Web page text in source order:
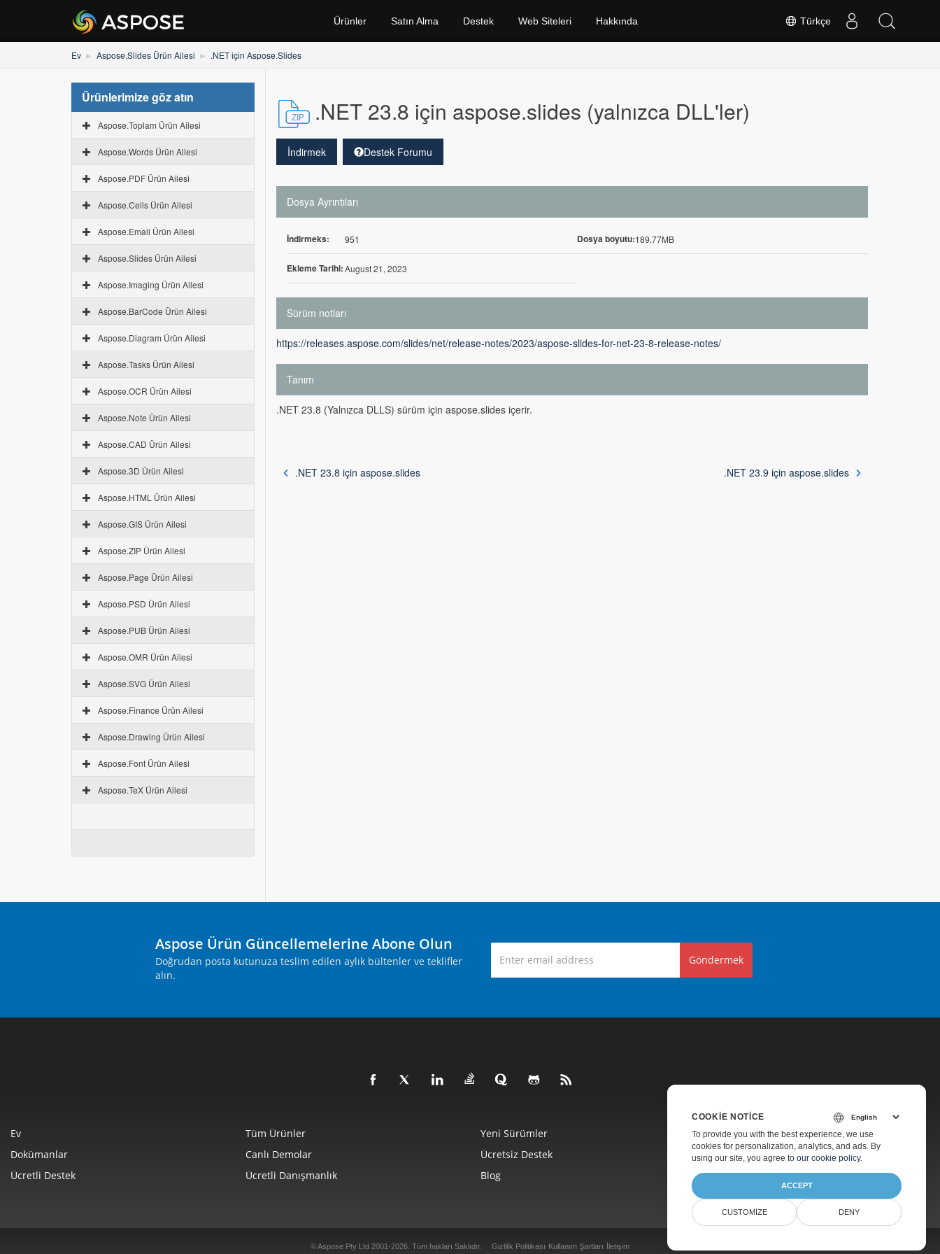
Türkçe
Ürünler Satın Alma Destek Web Siteleri Hakkında
Ev Aspose.Slides Ürün Ailesi .NET için Aspose.Slides
Ürünlerimize göz atın
Aspose.Toplam Ürün Ailesi
Aspose.Words Ürün Ailesi
Aspose.PDF Ürün Ailesi
Aspose.Cells Ürün Ailesi
Aspose.Email Ürün Ailesi
Aspose.Slides Ürün Ailesi
Aspose.Imaging Ürün Ailesi
Aspose.BarCode Ürün Ailesi
Aspose.Diagram Ürün Ailesi
Aspose.Tasks Ürün Ailesi
Aspose.OCR Ürün Ailesi
Aspose.Note Ürün Ailesi
Aspose.CAD Ürün Ailesi
Aspose.3D Ürün Ailesi
Aspose.HTML Ürün Ailesi
Aspose.GIS Ürün Ailesi
Aspose.ZIP Ürün Ailesi
Aspose.Page Ürün Ailesi
Aspose.PSD Ürün Ailesi
Aspose.PUB Ürün Ailesi
Aspose.OMR Ürün Ailesi
Aspose.SVG Ürün Ailesi
Aspose.Finance Ürün Ailesi
Aspose.Drawing Ürün Ailesi
Aspose.Font Ürün Ailesi
Aspose.TeX Ürün Ailesi
.NET 23.8 için aspose.slides (yalnızca DLL'ler)
İndirmek Destek Forumu
Dosya Ayrıntıları
İndirmeks: 951 Dosya boyutu:189.77MB
Ekleme Tarihi:August 21, 2023
Sürüm notları
https://releases.aspose.com/slides/net/release-notes/2023/aspose-slides-for-net-23-8-release-notes/
Tanım
.NET 23.8 (Yalnızca DLLS) sürüm için aspose.slides içerir.
.NET 23.8 için aspose.slides .NET 23.9 için aspose.slides
Aspose Ürün Güncellemelerine Abone Olun
Doğrudan posta kutunuza teslim edilen aylık bültenler ve teklifler
alın.
Göndermek
Ev Tüm Ürünler Yeni Sürümler
Fiyatlandırma
Dokümanlar
Canlı Demolar Ücretsiz Destek
Ücretsiz Danışmanlık
Ücretli Destek
Ücretli Danışmanlık Blog Hakkında
© Aspose Pty Ltd 2001-2026. Tüm hakları Saklıdır. Gizlilik Politikası Kullanım Şartları İletişim
COOKIE NOTICE
To provide you with the best experience, we use
cookies for personalization, analytics, and ads. By
using our site, you agree to our cookie policy.
ACCEPT
CUSTOMIZE DENY